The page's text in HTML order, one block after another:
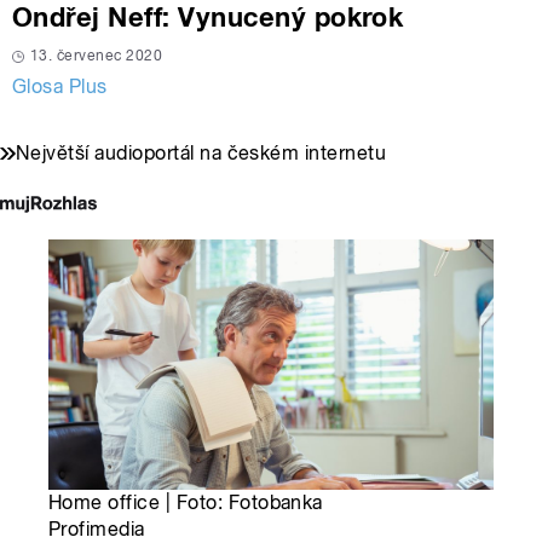
Ondřej Neff: Vynucený pokrok
13. červenec 2020
Glosa Plus
Největší audioportál na českém internetu
Home office | Foto: Fotobanka
Profimedia